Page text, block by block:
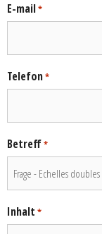
E-mail*
Telefon*
Betreff*
Inhalt *